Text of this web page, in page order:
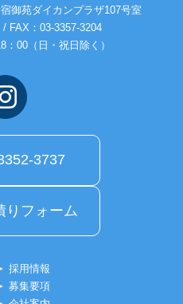
御苑ダイカンプラザ107号室
/ FAX：03-3357-3204
00（日・祝日除く）
3737
りフォーム
採用情報
募集要項